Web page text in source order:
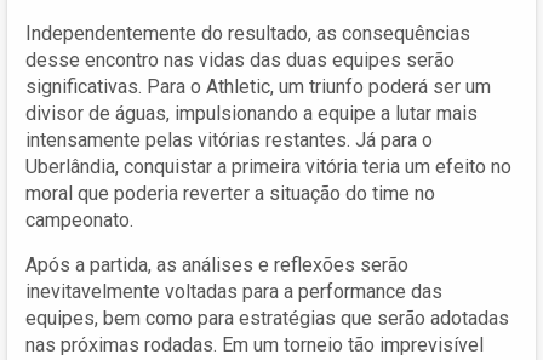
Independentemente do resultado, as consequências
desse encontro nas vidas das duas equipes serão
significativas. Para o Athletic, um triunfo poderá ser um
divisor de águas, impulsionando a equipe a lutar mais
intensamente pelas vitórias restantes. Já para o
Uberlândia, conquistar a primeira vitória teria um efeito no
moral que poderia reverter a situação do time no
campeonato.
Após a partida, as análises e reflexões serão
inevitavelmente voltadas para a performance das
equipes, bem como para estratégias que serão adotadas
nas próximas rodadas. Em um torneio tão imprevisível